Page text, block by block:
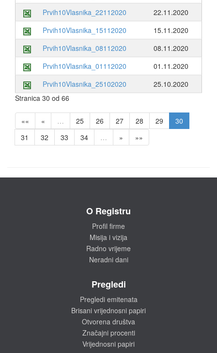
Prvih10Vlasnika_22112020
22.11.2020
Prvih10Vlasnika_15112020
15.11.2020
Prvih10Vlasnika_08112020
08.11.2020
Prvih10Vlasnika_01112020
01.11.2020
Prvih10Vlasnika_25102020
25.10.2020
Stranica 30 od 66
«« « … 25 26 27 28 29
30
31
32 33 34 … » »»
O Registru
Profil firme
Misija i vizija
Radno vrijeme
Neradni dani
Pregledi
Pregledi emitenata
Brisani vrijednosni papiri
Otvorena društva
Značajni procenti
Vrijednosni papiri